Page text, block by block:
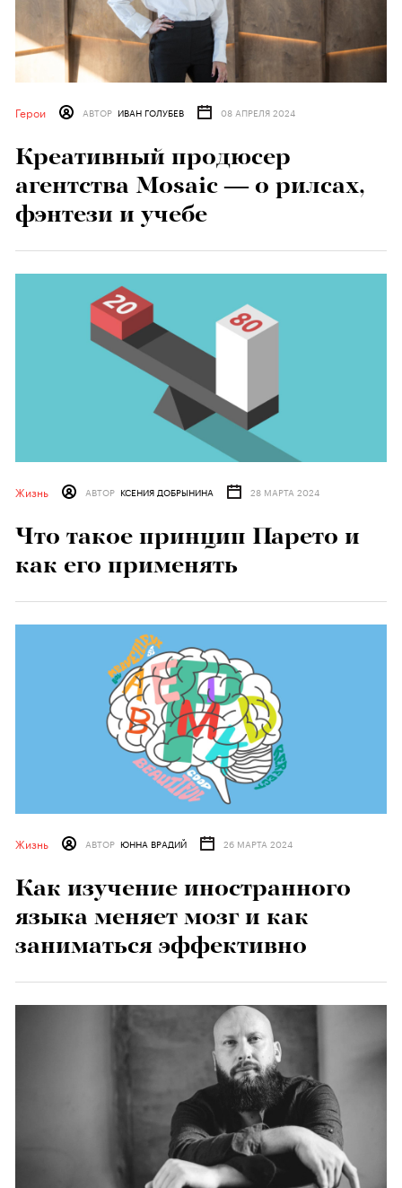
Герои АВТОР ИВАН ГОЛУБЕВ 08 АПРЕЛЯ 2024
Креативный продюсер
агентства Mosaic — о рилсах,
фэнтези и учебе
Жизнь АВТОР КСЕНИЯ ДОБРЫНИНА 28 МАРТА 2024
Что такое принцип Парето и
как его применять
Жизнь АВТОР ЮННА ВРАДИЙ 26 МАРТА 2024
Как изучение иностранного
языка меняет мозг и как
заниматься эффективно